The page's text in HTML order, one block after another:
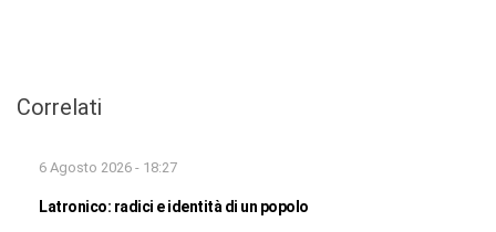
Correlati
6 Agosto 2026 - 18:27
Latronico: radici e identità di un popolo